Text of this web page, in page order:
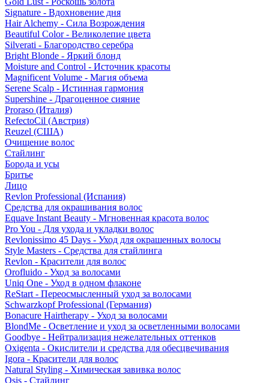
Signature - Вдохновение дня
Hair Alchemy - Сила Возрождения
Beautiful Color - Великолепие цвета
Silverati - Благородство серебра
Bright Blonde - Яркий блонд
Moisture and Control - Источник красоты
Magnificent Volume - Магия объема
Serene Scalp - Истинная гармония
Supershine - Драгоценное сияние
Proraso (Италия)
RefectoCil (Австрия)
Reuzel (США)
Очищение волос
Стайлинг
Борода и усы
Бритье
Лицо
Revlon Professional (Испания)
Средства для окрашивания волос
Equave Instant Beauty - Мгновенная красота волос
Pro You - Для ухода и укладки волос
Revlonissimo 45 Days - Уход для окрашенных волосы
Style Masters - Средства для стайлинга
Revlon - Красители для волос
Orofluido - Уход за волосами
Uniq One - Уход в одном флаконе
ReStart - Переосмысленный уход за волосами
Schwarzkopf Professional (Германия)
Bonacure Hairtherapy - Уход за волосами
BlondMe - Осветление и уход за осветленными волосами
Goodbye - Нейтрализация нежелательных оттенков
Oxigenta - Окислители и средства для обесцвечивания
Igora - Красители для волос
Natural Styling - Химическая завивка волос
Osis - Стайлинг